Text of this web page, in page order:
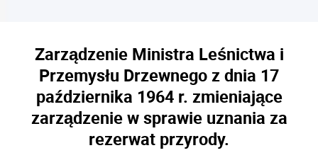
Zarządzenie Ministra Leśnictwa i
Przemysłu Drzewnego z dnia 17
października 1964 r. zmieniające
zarządzenie w sprawie uznania za
rezerwat przyrody.